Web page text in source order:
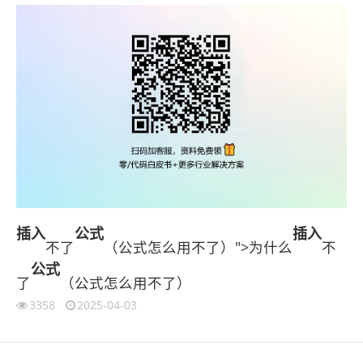
插入
不了
公式
（公式怎么用不了）">为什么
插入
不
了
公式
（公式怎么用不了）
3358 2025-04-03